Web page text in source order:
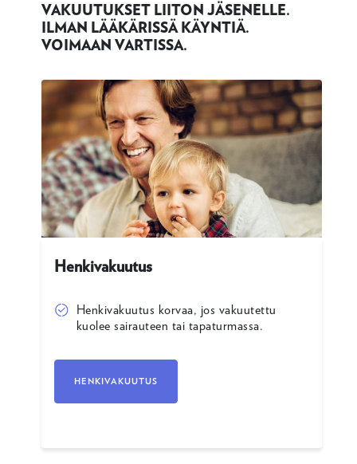
VAKUUTUKSET LIITON JÄSENELLE.
ILMAN LÄÄKÄRISSÄ KÄYNTIÄ.
VOIMAAN VARTISSA.
Henkivakuutus
Henkivakuutus korvaa, jos vakuutettu
kuolee sairauteen tai tapaturmassa.
HENKIVAKUUTUS